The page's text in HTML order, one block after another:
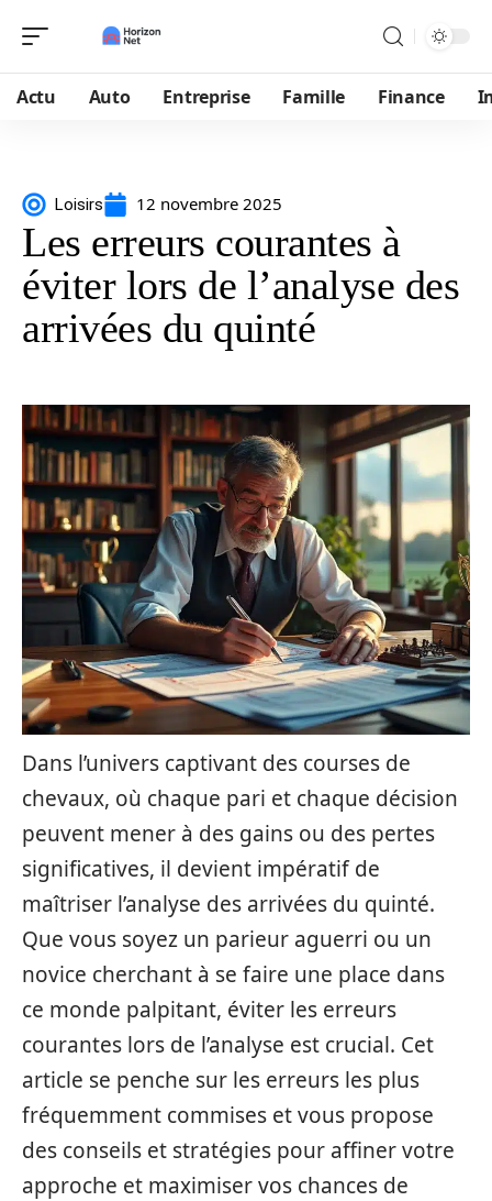
Actu Auto Entreprise Famille Finance
Loisirs 12 novembre 2025
Les erreurs courantes à
éviter lors de l’analyse des
arrivées du quinté
Dans l’univers captivant des courses de
chevaux, où chaque pari et chaque décision
peuvent mener à des gains ou des pertes
significatives, il devient impératif de
maîtriser l’analyse des arrivées du quinté.
Que vous soyez un parieur aguerri ou un
novice cherchant à se faire une place dans
ce monde palpitant, éviter les erreurs
courantes lors de l’analyse est crucial. Cet
article se penche sur les erreurs les plus
fréquemment commises et vous propose
des conseils et stratégies pour affiner votre
approche et maximiser vos chances de